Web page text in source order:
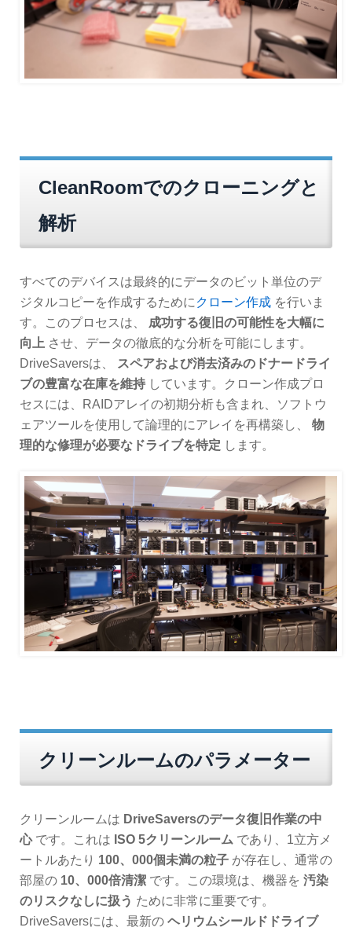
CleanRoomでのクローニングと
解析
すべてのデバイスは最終的にデータのビット単位のデ
ジタルコピーを作成するために クローン作成 を行いま
す。このプロセスは、 成功する復旧の可能性を大幅に
向上 させ、データの徹底的な分析を可能にします。
DriveSaversは、
スペアおよび消去済みのドナードライ
ブの豊富な在庫を維持 しています。クローン作成プロ
セスには、RAIDアレイの初期分析も含まれ、ソフトウ
ェアツールを使用して論理的にアレイを再構築し、 物
理的な修理が必要なドライブを特定 します。
クリーンルームのパラメーター
クリーンルームは DriveSaversのデータ復旧作業の中
心です。これは ISO 5クリーンルーム であり、1立方メ
ートルあたり 100、000個未満の粒子 が存在し、通常の
部屋の 10、000倍清潔 です。この環境は、機器を 汚染
のリスクなしに扱う ために非常に重要です。
DriveSaversには、最新の ヘリウムシールドドライブ